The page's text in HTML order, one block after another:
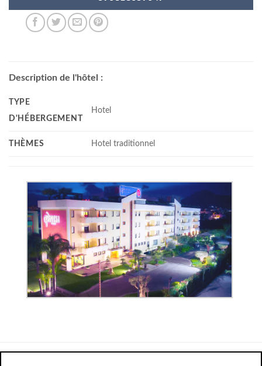
Description de l'hôtel :
TYPE
D'HÉBERGEMENT
Hotel
THÈMES Hotel traditionnel